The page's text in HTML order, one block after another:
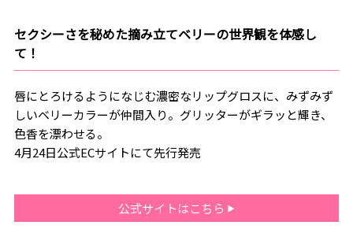
セクシーさを秘めた摘み立てベリーの世界観を体感し
て！
唇にとろけるようになじむ濃密なリップグロスに、みずみず
しいベリーカラーが仲間入り。グリッターがギラッと輝き、
色香を漂わせる。
4月24日公式ECサイトにて先行発売
公式サイトはこちら